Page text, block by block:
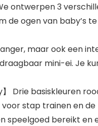
ontwerpen 3
ogen van baby’s
maar ook een
mini-ei. Je
Drie basiskleuren
stap trainen en
bereikt